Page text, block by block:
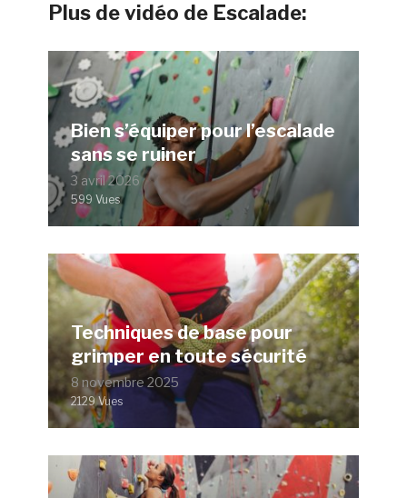
Plus de vidéo de Escalade:
Bien s’équiper pour l’escalade
sans se ruiner
3 avril 2026
599 Vues
Techniques de base pour
grimper en toute sécurité
8 novembre 2025
2129 Vues